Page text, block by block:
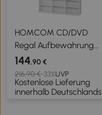
HOMCOM CD/DVD
Regal Aufbewahrung
für 1116 CDs 36
höhenverstellbare
Fächer Weiß
144,90 €
216,90 €-33%UVP
Kostenlose Lieferung
innerhalb Deutschlands